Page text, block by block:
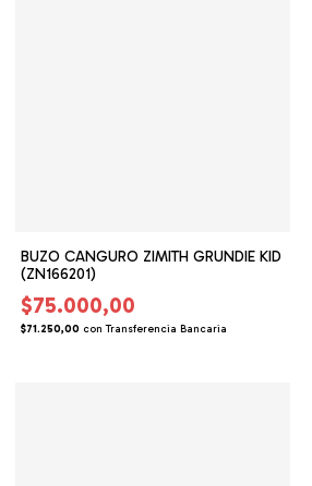
BUZO CANGURO ZIMITH GRUNDIE KID
(ZN166201)
$75.000,00
$71.250,00 con Transferencia Bancaria